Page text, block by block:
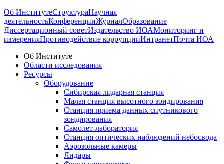
Об ИнститутеСтруктураНаучная
деятельностьКонференцииЖурналОбразование
Диссертационный советИздательство ИОАМониторинг и
измеренияПротиводействие коррупцииИнтранетПочта ИОА
Об Институте
Области исследования
Ресурсы
Оборудование
Сибирская лидарная станция
Малая станция высотного зондирования
Станция приема данных спутникового
зондирования
Самолет-лаборатория
Станция оптических наблюдений небосвода
Аэрозольные камеры
Лидары